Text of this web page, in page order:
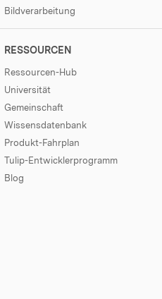
Bildverarbeitung
RESSOURCEN
Ressourcen-Hub
Universität
Gemeinschaft
Wissensdatenbank
Produkt-Fahrplan
Tulip-Entwicklerprogramm
Blog